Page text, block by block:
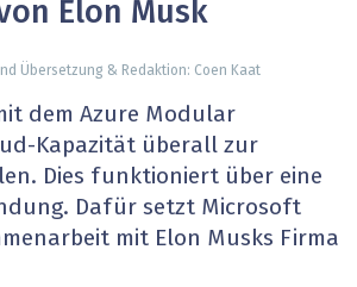
Elon Musk
Übersetzung & Redaktion: Coen Kaat
dem Azure Modular
Kapazität überall zur
Dies funktioniert über eine
Dafür setzt Microsoft
mit Elon Musks Firma